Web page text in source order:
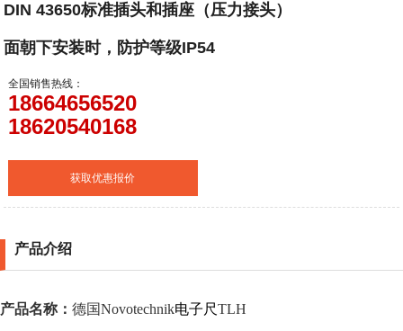
DIN 43650标准插头和插座（压力接头）
面朝下安装时，防护等级IP54
全国销售热线：
18664656520
18620540168
获取优惠报价
产品介绍
产品名称： 德国Novotechnik电子尺TLH